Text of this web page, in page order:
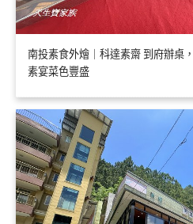
南投素食外燴｜科達素齋 到府辦桌
素宴菜色豐盛